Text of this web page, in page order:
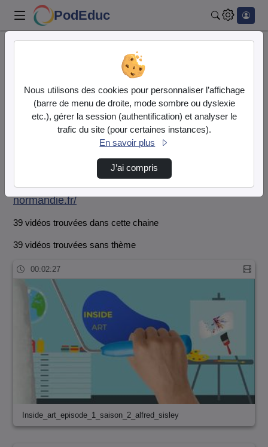
PodEduc
Normandie - Le MicroLycée - Caen
Normandie - Le MicroLycée -
Caen
Vidéo Audio
Site web :
normandie.fr/
39 vidéos trouvées dans cette chaine
39 vidéos trouvées sans thème
00:02:27
Inside_art_episode_1_saison_2_alfred_sisley
Nous utilisons des cookies pour personnaliser l’affichage
(barre de menu de droite, mode sombre ou dyslexie
etc.), gérer la session (authentification) et analyser le
trafic du site (pour certaines instances).
En savoir plus
J’ai compris